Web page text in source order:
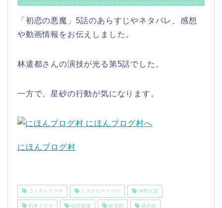
「初恋の悪魔」5話のあらすじやネタバレ、感想
や動画情報をお伝えしました。
林遣都さんの演技が光る第5話でした。
一方で、星砂の行動が気になります。
にほんブログ村
コメディドラマ ミステリードラマ 仲野太賀
刑事ドラマ 松岡茉優 林遣都 柄本佑